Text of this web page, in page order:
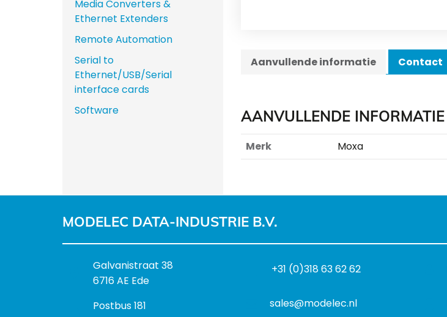
Aanvullende informatie Contact
AANVULLENDE INFORMATIE
Merk Moxa
Media Converters &
Ethernet Extenders
Remote Automation
Serial to
Ethernet/USB/Serial
interface cards
Software
MODELEC DATA-INDUSTRIE B.V.
B
e
o
Galvanistraat 38
6716 AE Ede
P
Postbus 181
+31 (0)318 63 62 62
sales@modelec.nl